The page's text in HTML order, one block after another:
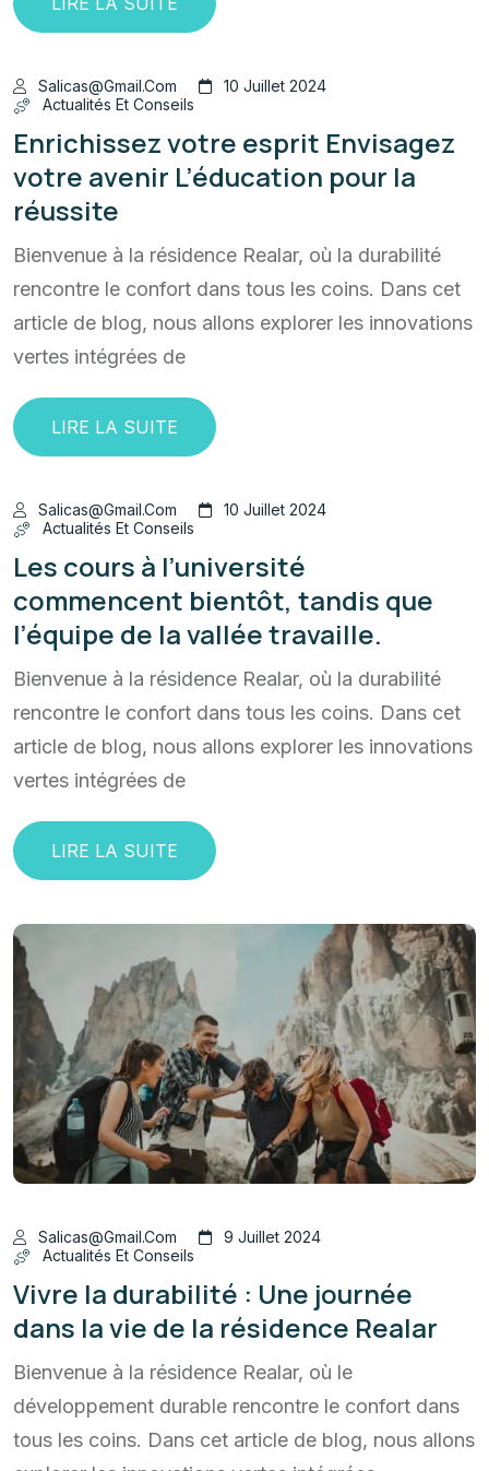
Salicas@gmail.com
10 Juillet 2024
Actualités Et Conseils
Enrichissez votre esprit Envisagez
votre avenir L’éducation pour la
réussite
Bienvenue à la résidence Realar, où la durabilité
rencontre le confort dans tous les coins. Dans cet
article de blog, nous allons explorer les innovations
vertes intégrées de
LIRE LA SUITE
Salicas@gmail.com
10 Juillet 2024
Actualités Et Conseils
Les cours à l’université
commencent bientôt, tandis que
l’équipe de la vallée travaille.
Bienvenue à la résidence Realar, où la durabilité
rencontre le confort dans tous les coins. Dans cet
article de blog, nous allons explorer les innovations
vertes intégrées de
LIRE LA SUITE
Salicas@gmail.com
9 Juillet 2024
Actualités Et Conseils
Vivre la durabilité : Une journée
dans la vie de la résidence Realar
Bienvenue à la résidence Realar, où le
développement durable rencontre le confort dans
tous les coins. Dans cet article de blog, nous allons